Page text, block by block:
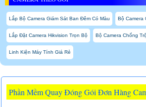
Lắp Bộ Camera Giám Sát Ban Đêm Có Màu Bộ Camera
Lắp Đặt Camera Hikvision Trọn Bộ Bộ Camera Chống
Linh Kiện Máy Tính Giá Rẻ
Phần Mềm Quay Đóng Gói Đơn Hàng